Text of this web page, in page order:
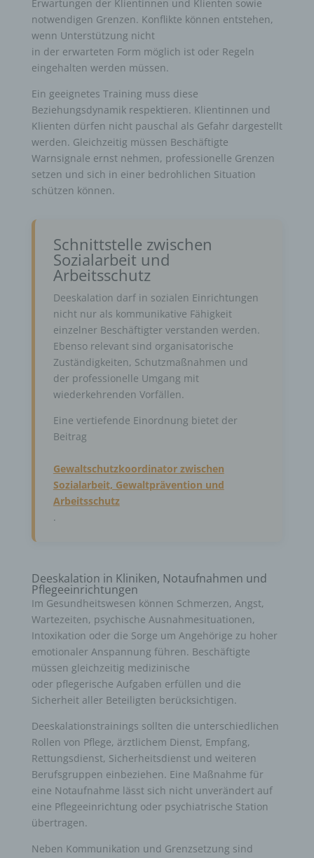
Erwartungen der Klientinnen und Klienten sowie
notwendigen Grenzen. Konflikte können entstehen,
wenn Unterstützung nicht
in der erwarteten Form möglich ist oder Regeln
eingehalten werden müssen.
Ein geeignetes Training muss diese
Beziehungsdynamik respektieren. Klientinnen und
Klienten dürfen nicht pauschal als Gefahr dargestellt
werden. Gleichzeitig müssen Beschäftigte
Warnsignale ernst nehmen, professionelle Grenzen
setzen und sich in einer bedrohlichen Situation
schützen können.
Schnittstelle zwischen
Sozialarbeit und
Arbeitsschutz
Deeskalation darf in sozialen Einrichtungen
nicht nur als kommunikative Fähigkeit
einzelner Beschäftigter verstanden werden.
Ebenso relevant sind organisatorische
Zuständigkeiten, Schutzmaßnahmen und
der professionelle Umgang mit
wiederkehrenden Vorfällen.
Eine vertiefende Einordnung bietet der
Beitrag
Gewaltschutzkoordinator zwischen
Sozialarbeit, Gewaltprävention und
Arbeitsschutz
.
Deeskalation in Kliniken, Notaufnahmen und
Pflegeeinrichtungen
Im Gesundheitswesen können Schmerzen, Angst,
Wartezeiten, psychische Ausnahmesituationen,
Intoxikation oder die Sorge um Angehörige zu hoher
emotionaler Anspannung führen. Beschäftigte
müssen gleichzeitig medizinische
oder pflegerische Aufgaben erfüllen und die
Sicherheit aller Beteiligten berücksichtigen.
Deeskalationstrainings sollten die unterschiedlichen
Rollen von Pflege, ärztlichem Dienst, Empfang,
Rettungsdienst, Sicherheitsdienst und weiteren
Berufsgruppen einbeziehen. Eine Maßnahme für
eine Notaufnahme lässt sich nicht unverändert auf
eine Pflegeeinrichtung oder psychiatrische Station
übertragen.
Neben Kommunikation und Grenzsetzung sind